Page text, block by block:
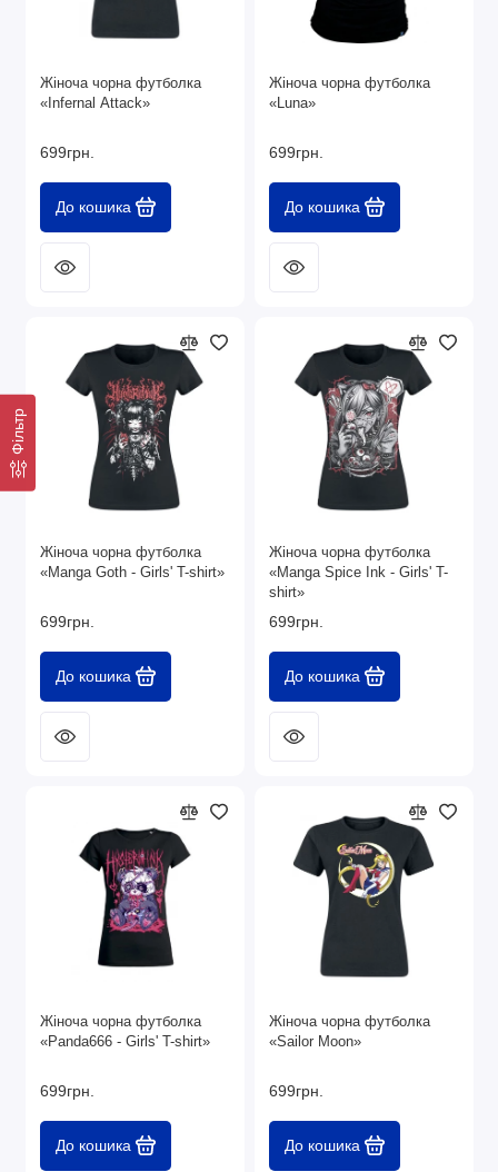
Фільтр
Жіноча чорна футболка
«Infernal Attack»
699грн.
До кошика
Жіноча чорна футболка
«Luna»
699грн.
До кошика
Жіноча чорна футболка
«Manga Goth - Girls' T-shirt»
699грн.
До кошика
Жіноча чорна футболка
«Manga Spice Ink - Girls' T-
shirt»
699грн.
До кошика
Жіноча чорна футболка
«Panda666 - Girls' T-shirt»
699грн.
До кошика
Жіноча чорна футболка
«Sailor Moon»
699грн.
До кошика